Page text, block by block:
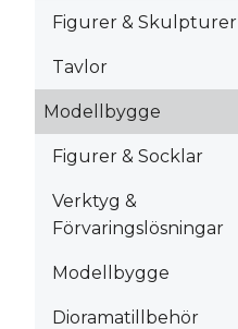
Figurer & Skulpturer
Tavlor
Modellbygge
Figurer & Socklar
Verktyg &
Förvaringslösningar
Modellbygge
Dioramatillbehör